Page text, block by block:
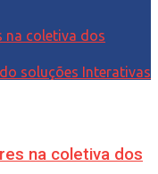
na coletiva dos
soluções Interativas